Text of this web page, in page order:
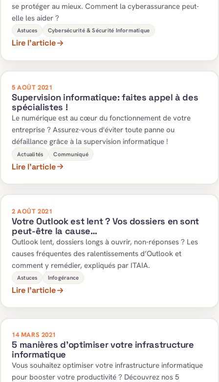
se protéger au mieux. Comment la cyberassurance peut-
elle les aider ?
Astuces Cybersécurité & Sécurité Informatique
Lire l’article
5 AOÛT 2021
Supervision informatique: faites appel à des
spécialistes !
Le numérique est au cœur du fonctionnement de votre
entreprise ? Assurez-vous d'éviter toute panne ou
défaillance grâce à la supervision informatique !
Actualités Communiqué
Lire l’article
2 AOÛT 2021
Votre Outlook est lent ? Vos dossiers en sont
peut-être la cause…
Outlook lent, dossiers longs à ouvrir, non-réponses ? Les
causes fréquentes des ralentissements d’Outlook et
comment y remédier, expliqués par ITAIA.
Astuces Infogérance
Lire l’article
14 MARS 2021
5 manières d’optimiser votre infrastructure
informatique
Vous souhaitez optimiser votre infrastructure informatique
pour booster votre productivité ? Découvrez nos 5